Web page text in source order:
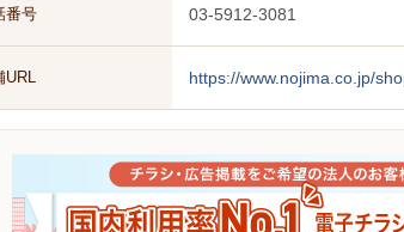
番号 03-5912-3081
URL https://www.nojima.co.jp/